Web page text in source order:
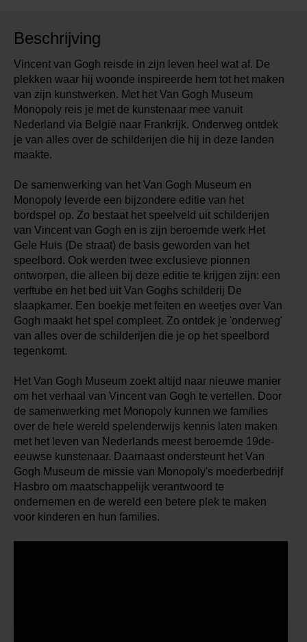
Beschrijving
Vincent van Gogh reisde in zijn leven heel wat af. De
plekken waar hij woonde inspireerde hem tot het maken
van zijn kunstwerken. Met het Van Gogh Museum
Monopoly reis je met de kunstenaar mee vanuit
Nederland via België naar Frankrijk. Onderweg ontdek
je van alles over de schilderijen die hij in deze landen
maakte.
De samenwerking van het Van Gogh Museum en
Monopoly leverde een bijzondere editie van het
bordspel op. Zo bestaat het speelveld uit schilderijen
van Vincent van Gogh en is zijn beroemde werk Het
Gele Huis (De straat) de basis geworden van het
speelbord. Ook werden twee exclusieve pionnen
ontworpen, die alleen bij deze editie te krijgen zijn: een
verftube en het bed uit Van Goghs schilderij De
slaapkamer. Een boekje met feiten en weetjes over Van
Gogh maakt het spel compleet. Zo ontdek je 'onderweg'
van alles over de schilderijen die je op het speelbord
tegenkomt.
Het Van Gogh Museum zoekt altijd naar nieuwe manier
om het verhaal van Vincent van Gogh te vertellen. Door
de samenwerking met Monopoly kunnen we families
over de hele wereld spelenderwijs kennis laten maken
met het leven van Nederlands meest beroemde 19de-
eeuwse kunstenaar. Daarnaast ondersteunt het Van
Gogh Museum de missie van Monopoly's moederbedrijf
Hasbro om maatschappelijk verantwoord te
ondernemen en de wereld een betere plek te maken
voor kinderen en hun families.